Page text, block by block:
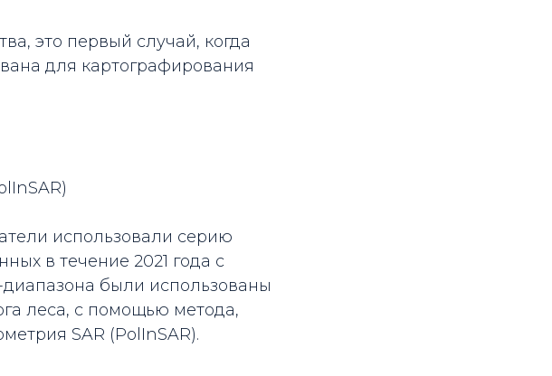
это первый случай, когда
для картографирования
использовали серию
в течение 2021 года с
были использованы
леса, с помощью метода,
SAR (PolInSAR).